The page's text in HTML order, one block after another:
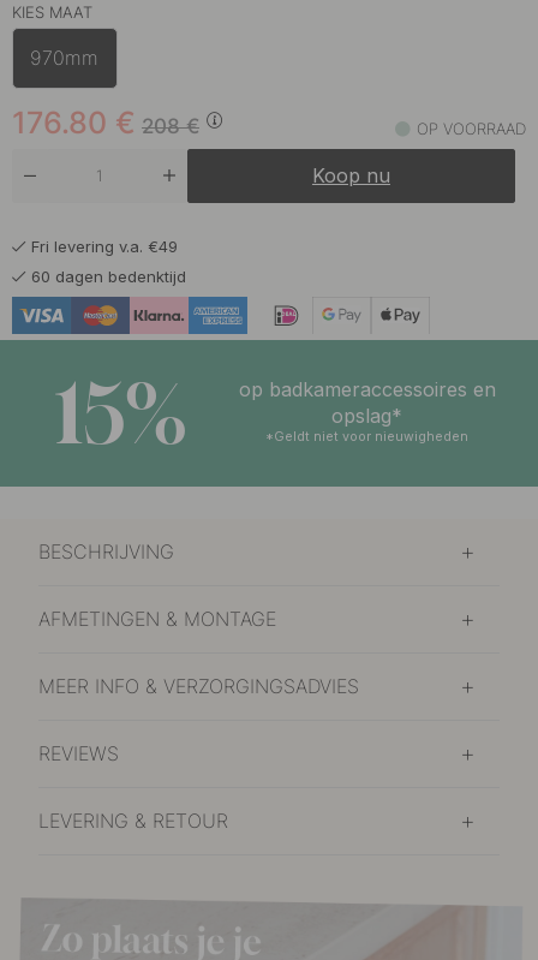
Zand
KIES MAAT
970mm
208€
176.80 € OP VOORRAAD
Koop nu
Fri levering v.a. €49
60 dagen bedenktijd
15%
op badkameraccessoires en
opslag*
*Geldt niet voor nieuwigheden
BESCHRIJVING
AFMETINGEN & MONTAGE
MEER INFO & VERZORGINGSADVIES
REVIEWS
LEVERING & RETOUR